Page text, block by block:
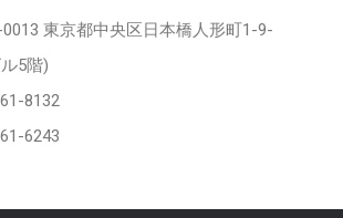
東京都中央区日本橋人形町1-9-
5階)
8132
6243